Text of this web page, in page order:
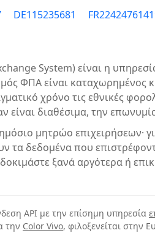
DE115235681
System) είναι η
ΦΠΑ είναι καταχωρημένος
χρόνο τις εθνικές
είναι διαθέσιμα, την
μητρώο επιχειρήσεων·
τα δεδομένα που
ξανά αργότερα ή
API με την επίσημη υπηρεσία
την Color Vivo, φιλοξενείται στην